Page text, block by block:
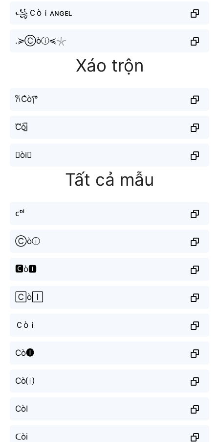
꧁Ｃòｉᴀɴɢᴇʟ
.≽Ⓒòⓘ≼𓇼
Xáo trộn
𐙚C̐òɿ͡°
C⃜òi̲̅
𝙲òi⃘
Tất cả mẫu
ᴄᵒ̀ⁱ
Ⓒòⓘ
🅲ò🅸
🄲ò🄸
Ｃòｉ
Cò🅘
Cò⒤
CòI
ᑕòi